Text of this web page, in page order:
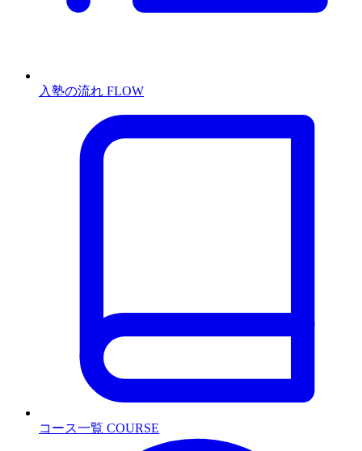
入塾の流れ FLOW
コース一覧 COURSE